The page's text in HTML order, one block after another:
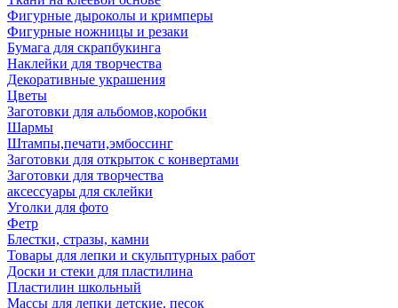
Фигурные дыроколы и кримперы
Фигурные ножницы и резаки
Бумага для скрапбукинга
Наклейки для творчества
Декоративные украшения
Цветы
Заготовки для альбомов,коробки
Шармы
Штампы,печати,эмбоссинг
Заготовки для открыток с конвертами
Заготовки для творчества
аксессуары для склейки
Уголки для фото
Фетр
Блестки, стразы, камни
Товары для лепки и скульптурных работ
Доски и стеки для пластилина
Пластилин школьный
Массы для лепки детские, песок